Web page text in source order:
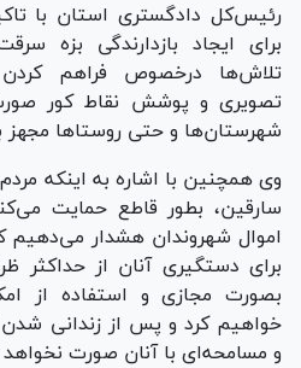
رئیس‌کل دادگستری استان با
برای ایجاد بازدارندگی بزه
تلاش‌ها درخصوص فراهم
تصویری و پوشش نقاط کور
شهرستان‌ها و حتی روستا‌ها
وی همچنین با اشاره به اینکه مردم
سارقین، بطور قاطع حمایت
اموال شهروندان هشدار می‌دهیم
برای دستگیری آنان از
بصورت مجازی و استفاده از
خواهیم کرد و پس از زندانی شدن
و مسامحه‌ای با آنان صورت